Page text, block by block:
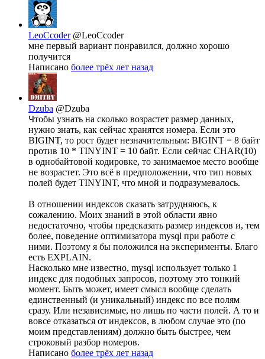
LeoCcoder @LeoCcoder
мне первый вариант понравился, должно хорошо
получится
Написано более трёх лет назад
Dzuba @Dzuba
Чтобы узнать на сколько возрастет размер данных,
нужно знать, как сейчас хранятся номера. Если это
BIGINT, то рост будет незначительным: BIGINT = 8 байт
против 10 * TINYINT = 10 байт. Если сейчас CHAR(10)
в однобайтовой кодировке, то занимаемое место вообще
не возрастет. Это всё в предположении, что тип новых
полей будет TINYINT, что мной и подразумевалось.
В отношении индексов сказать затрудняюсь, к
сожалению. Моих знаний в этой области явно
недостаточно, чтобы предсказать размер индексов и, тем
более, поведение оптимизатора mysql при работе с
ними. Поэтому я бы положился на эксперименты. Благо
есть EXPLAIN.
Насколько мне известно, mysql использует только 1
индекс для подобных запросов, поэтому это тонкий
момент. Быть может, имеет смысл вообще сделать
единственный (и уникальный) индекс по все полям
сразу. Или независимые, но лишь по части полей. А то и
вовсе отказаться от индексов, в любом случае это (по
моим представлениям) должно быть быстрее, чем
строковый разбор номеров.
Написано более трёх лет назад